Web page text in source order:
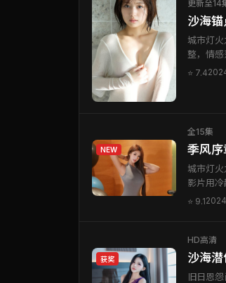
更新至14
沙海锚
城市灯
整，情感
⭐ 7.4
NEW
全15集
季风序
城市灯
影片用
⭐ 9.12024
获奖
HD高清
沙海潜
旧日恩